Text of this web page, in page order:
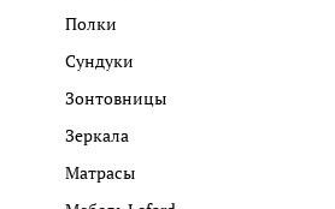
Полки
Сундуки
Зонтовницы
Зеркала
Матрасы